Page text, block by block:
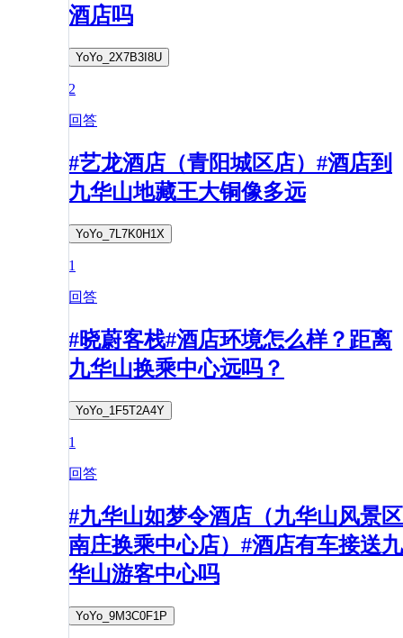
酒店吗
YoYo_2X7B3I8U
2
回答
#艺龙酒店（青阳城区店）#酒店到
九华山地藏王大铜像多远
YoYo_7L7K0H1X
1
回答
#晓蔚客栈#酒店环境怎么样？距离
九华山换乘中心远吗？
YoYo_1F5T2A4Y
1
回答
#九华山如梦令酒店（九华山风景区
南庄换乘中心店）#酒店有车接送九
华山游客中心吗
YoYo_9M3C0F1P